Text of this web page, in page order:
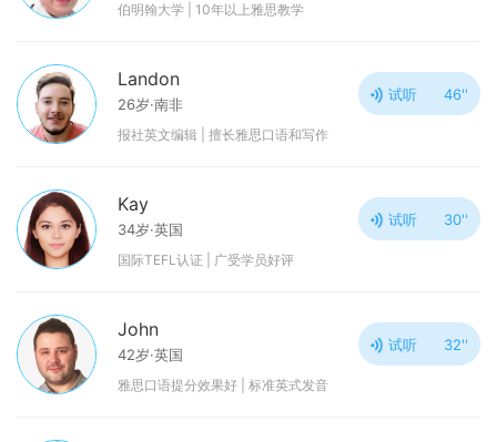
伯明翰大学 | 10年以上雅思教学
Landon
26岁·南非
报社英文编辑 | 擅长雅思口语和写作
试听 46''
Kay
34岁·英国
国际TEFL认证 | 广受学员好评
试听 30''
John
42岁·英国
雅思口语提分效果好 | 标准英式发音
试听 32''